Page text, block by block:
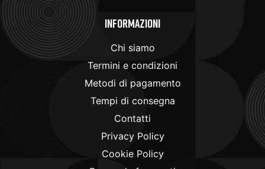
Informazioni
Chi siamo
Termini e condizioni
Metodi di pagamento
Tempi di consegna
Contatti
Privacy Policy
Cookie Policy